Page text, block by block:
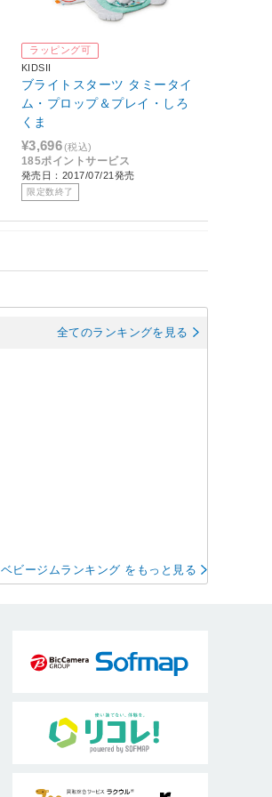
ラッピング可
KIDSII
ブライトスターツ タミータイ
ム・プロップ＆プレイ・しろ
くま
¥3,696(税込)
185ポイントサービス
発売日：2017/07/21発売
限定数終了
全てのランキングを見る
ベビージムランキング をもっと見る